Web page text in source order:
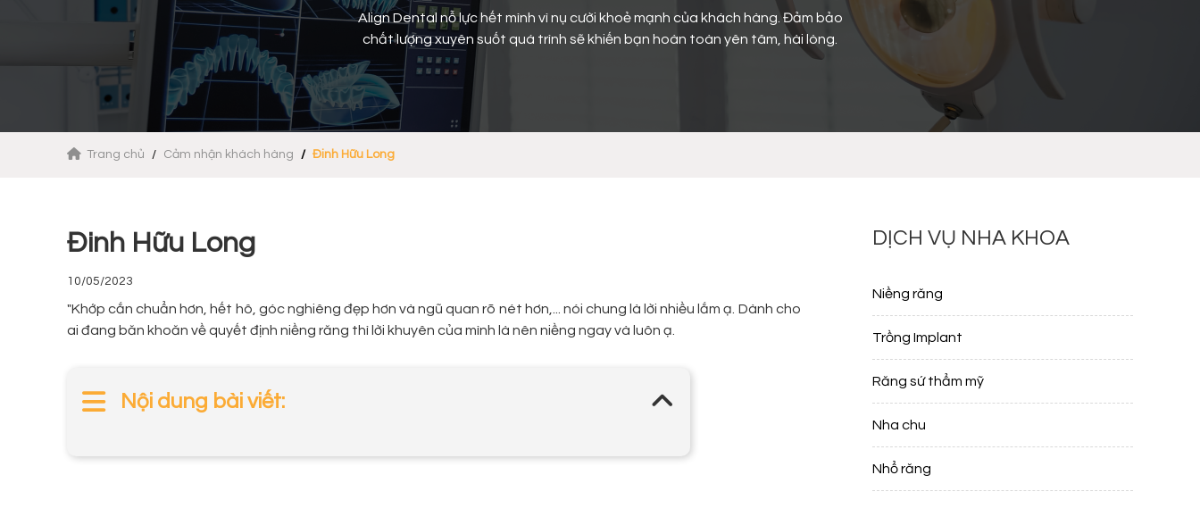
Align Dental nỗ lực hết mình vì nụ cười khoẻ mạnh của khách hàng. Đảm bảo
chất lượng xuyên suốt quá trình sẽ khiến bạn hoàn toàn yên tâm, hài lòng.
Trang chủ Cảm nhận khách hàng Đinh Hữu Long
Đinh Hữu Long
10/05/2023
"Khớp cắn chuẩn hơn, hết hô, góc nghiêng đẹp hơn và ngũ quan rõ nét hơn,... nói chung là lời nhiều lắm ạ. Dành cho
ai đang băn khoăn về quyết định niềng răng thì lời khuyên của mình là nên niềng ngay và luôn ạ.
Nội dung bài viết:
DỊCH VỤ NHA KHOA
Niềng răng
Trồng Implant
Răng sứ thẩm mỹ
Nha chu
Nhổ răng